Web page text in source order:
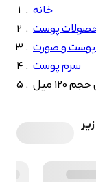
خانه
پوست
پوست و صورت
سرم پوست
میل